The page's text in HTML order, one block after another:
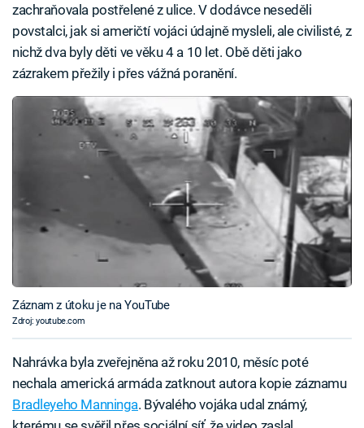
zachraňovala postřelené z ulice. V dodávce neseděli
povstalci, jak si američtí vojáci údajně mysleli, ale civilisté, z
nichž dva byly děti ve věku 4 a 10 let. Obě děti jako
zázrakem přežily i přes vážná poranění.
Záznam z útoku je na YouTube
Zdroj: youtube.com
Nahrávka byla zveřejněna až roku 2010, měsíc poté
nechala americká armáda zatknout autora kopie záznamu
Bradleyeho Manninga. Bývalého vojáka udal známý,